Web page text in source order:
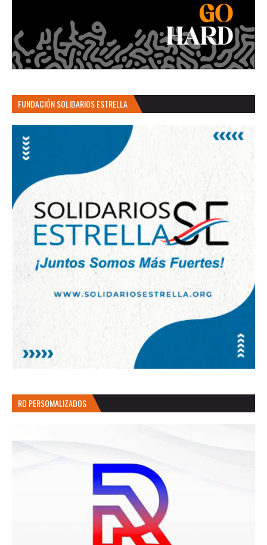
FUNDACIÓN SOLIDARIOS ESTRELLA
RD PERSOMALIZADOS